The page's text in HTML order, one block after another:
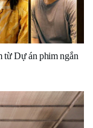
từ Dự án phim ngắn